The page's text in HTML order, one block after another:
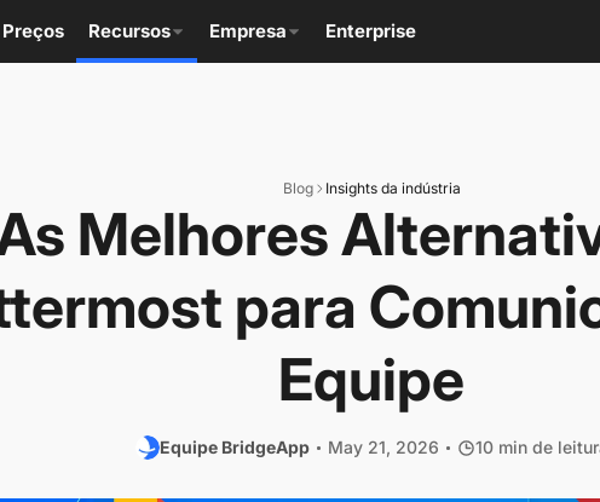
Preços Recursos Empresa Enterprise
Blog Insights da indústria
Melhores
para
Equipe
Equipe BridgeApp May 21, 2026 10 min de